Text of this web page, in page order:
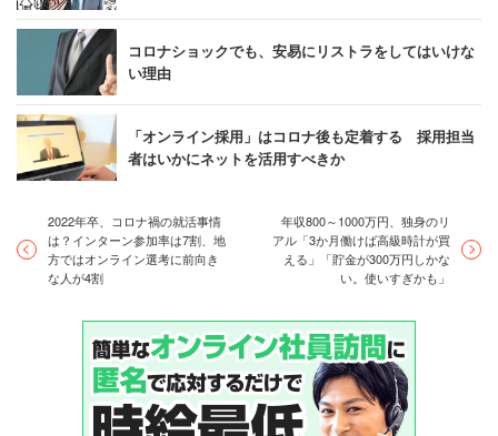
コロナショックでも、安易にリストラをしてはいけな
い理由
「オンライン採用」はコロナ後も定着する 採用担当
者はいかにネットを活用すべきか
2022年卒、コロナ禍の就活事情
は？インターン参加率は7割、地
方ではオンライン選考に前向き
な人が4割
年収800～1000万円、独身のリ
アル「3か月働けば高級時計が買
える」「貯金が300万円しかな
い。使いすぎかも」